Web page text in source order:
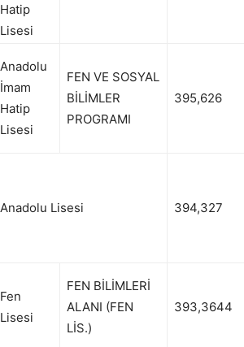
Hatip
Lisesi
Anadolu
İmam
Hatip
Lisesi
FEN VE SOSYAL
BİLİMLER
PROGRAMI
395,626
Anadolu Lisesi 394,327
Fen
Lisesi
FEN BİLİMLERİ
ALANI (FEN
LİS.)
393,3644